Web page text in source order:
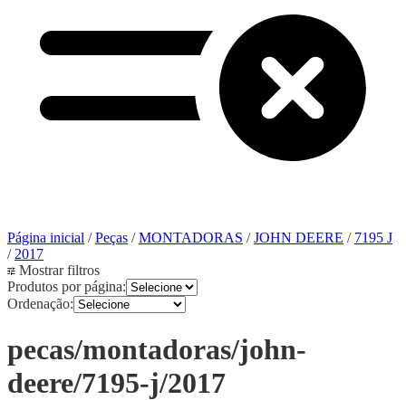
Página inicial /Peças /MONTADORAS /JOHN DEERE / 7195 J
/2017
Mostrar filtros
Produtos por página:
Ordenação:
pecas/montadoras/john-
deere/7195-j/2017